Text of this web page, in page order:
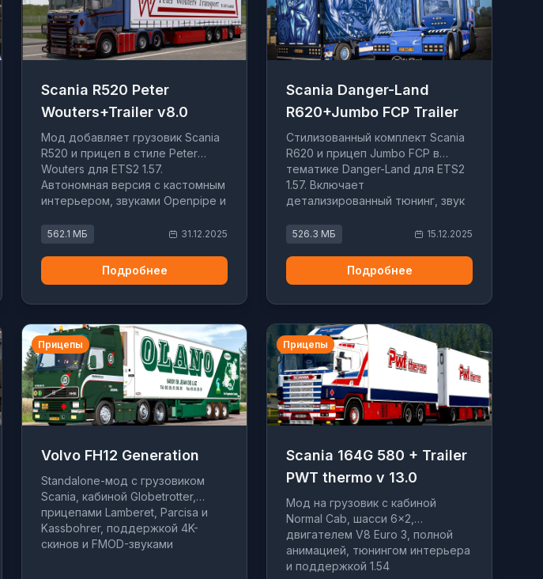
Scania R520 Peter
Wouters+Trailer v8.0
Мод добавляет грузовик Scania
R520 и прицеп в стиле Peter
Wouters для ETS2 1.57.
Автономная версия с кастомным
интерьером, звуками Openpipe и
562.1 МБ 31.12.2025
Подробнее
Scania Danger-Land
R620+Jumbo FCP Trailer
Стилизованный комплект Scania
R620 и прицеп Jumbo FCP в
тематике Danger-Land для ETS2
1.57. Включает
детализированный тюнинг, звук
526.3 МБ 15.12.2025
Подробнее
Прицепы
Volvo FH12 Generation
Standalone-мод с грузовиком
Scania, кабиной Globetrotter,
прицепами Lamberet, Parcisa и
Kassbohrer, поддержкой 4K-
скинов и FMOD-звуками
Прицепы
Scania 164G 580 + Trailer
PWT thermo v 13.0
Мод на грузовик с кабиной
Normal Cab, шасси 6×2,
двигателем V8 Euro 3, полной
анимацией, тюнингом интерьера
и поддержкой 1.54